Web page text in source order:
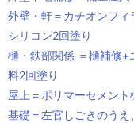
外壁・軒＝カチオンフ
シリコン2回塗り
樋・鉄部関係 ＝樋補修+
料2回塗り
屋上＝ポリマーセメント
基礎＝左官しごきのうえ